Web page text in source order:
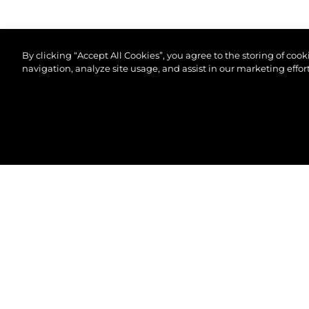
By clicking “Accept All Cookies”, you agree to the storing of
navigation, analyze site usage, and assist in our marketing